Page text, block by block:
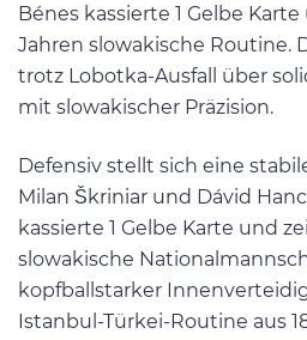
Bénes kassierte 1 Gelbe
Jahren slowakische Routine.
trotz Lobotka-Ausfall über
mit slowakischer Präzision.
Defensiv stellt sich eine
Milan Škriniar und Dávid
kassierte 1 Gelbe Karte und
slowakische
kopfballstarker
Istanbul-Türkei-Routine aus